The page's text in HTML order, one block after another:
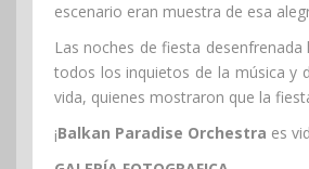
escenario eran muestra de esa
Las noches de fiesta
todos los inquietos de la música y
vida, quienes mostraron que la
¡Balkan Paradise Orchestra es